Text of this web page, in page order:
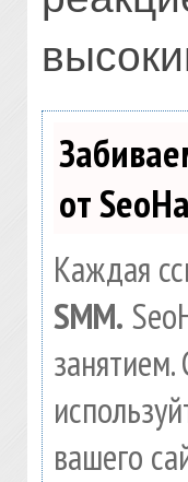
от
Каждая
SMM.
вашего